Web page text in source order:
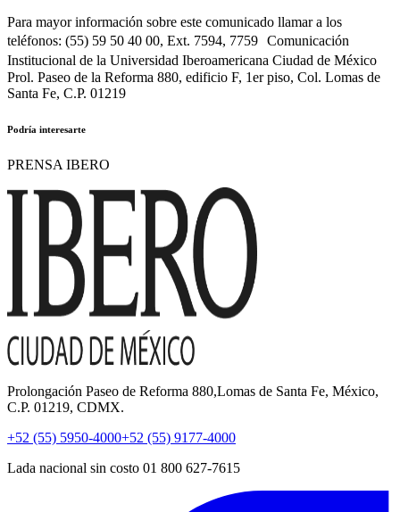
Para mayor información sobre este comunicado llamar a los
teléfonos: (55) 59 50 40 00, Ext. 7594, 7759 Comunicación
Institucional de la Universidad Iberoamericana Ciudad de México
Prol. Paseo de la Reforma 880, edificio F, 1er piso, Col. Lomas de
Santa Fe, C.P. 01219
Podría interesarte
PRENSA IBERO
Prolongación Paseo de Reforma 880,Lomas de Santa Fe, México,
C.P. 01219, CDMX.
+52 (55) 5950-4000+52 (55) 9177-4000
Lada nacional sin costo 01 800 627-7615